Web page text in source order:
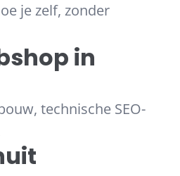
je zelf, zonder
in
technische SEO-